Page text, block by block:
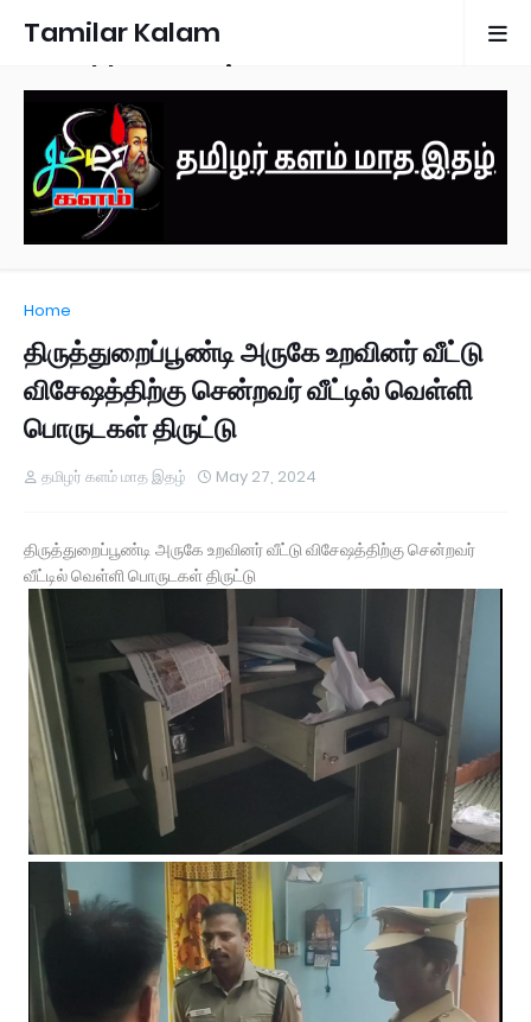
Tamilar Kalam
Monthly Magazine
Home
திருத்துறைப்பூண்டி அருகே உறவினர் வீட்டு
விசேஷத்திற்கு சென்றவர் வீட்டில் வெள்ளி
பொருடகள் திருட்டு
தமிழர் களம் மாத இதழ் May 27, 2024
திருத்துறைப்பூண்டி அருகே உறவினர் வீட்டு விசேஷத்திற்கு சென்றவர்
வீட்டில் வெள்ளி பொருடகள் திருட்டு